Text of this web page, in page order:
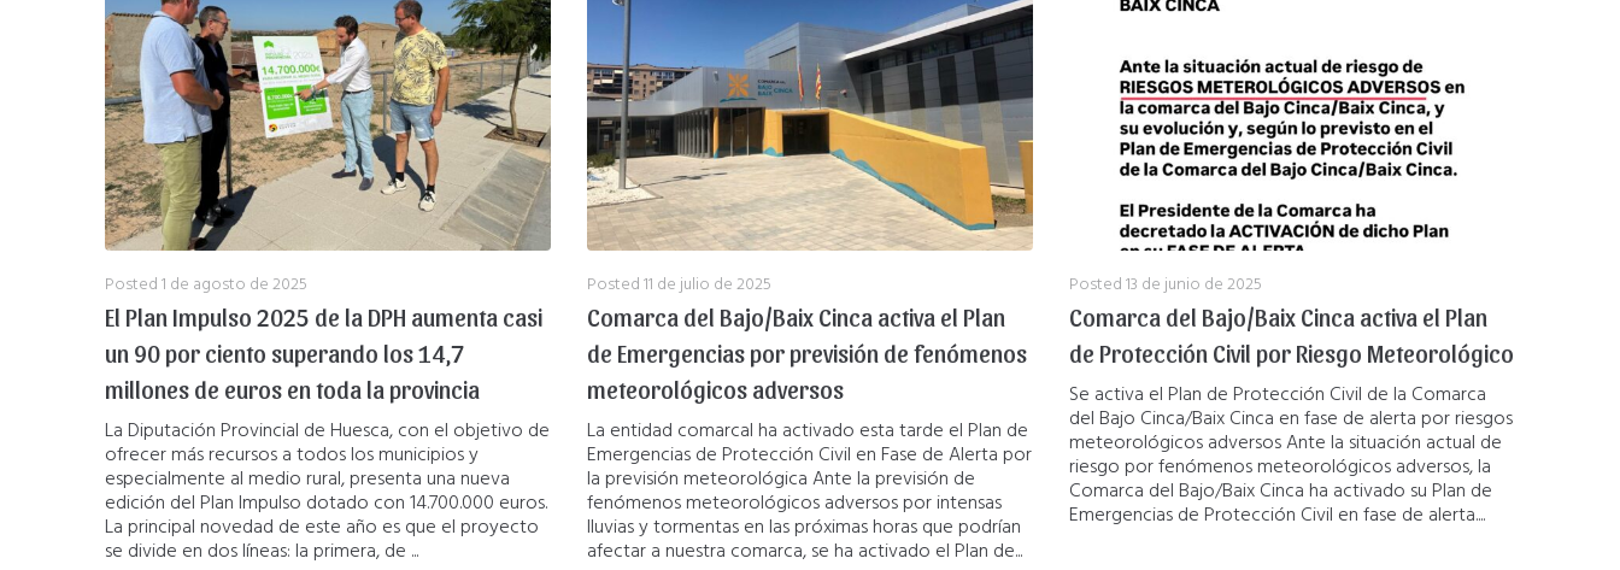
Posted1 de agosto de 2025
El Plan Impulso 2025 de la DPH aumenta casi
un 90 por ciento superando los 14,7
millones de euros en toda la provincia
La Diputación Provincial de Huesca, con el objetivo de
ofrecer más recursos a todos los municipios y
especialmente al medio rural, presenta una nueva
edición del Plan Impulso dotado con 14.700.000 euros.
La principal novedad de este año es que el proyecto
se divide en dos líneas: la primera, de ...
Posted11 de julio de 2025
Comarca del Bajo/Baix Cinca activa el Plan
de Emergencias por previsión de fenómenos
meteorológicos adversos
La entidad comarcal ha activado esta tarde el Plan de
Emergencias de Protección Civil en Fase de Alerta por
la previsión meteorológica Ante la previsión de
fenómenos meteorológicos adversos por intensas
lluvias y tormentas en las próximas horas que podrían
afectar a nuestra comarca, se ha activado el Plan de...
Posted13 de junio de 2025
Comarca del Bajo/Baix Cinca activa el Plan
de Protección Civil por Riesgo Meteorológico
Se activa el Plan de Protección Civil de la Comarca
del Bajo Cinca/Baix Cinca en fase de alerta por riesgos
meteorológicos adversos Ante la situación actual de
riesgo por fenómenos meteorológicos adversos, la
Comarca del Bajo/Baix Cinca ha activado su Plan de
Emergencias de Protección Civil en fase de alerta....